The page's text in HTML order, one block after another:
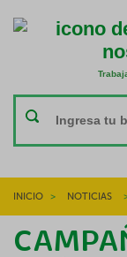
INICIO > NOTICIAS